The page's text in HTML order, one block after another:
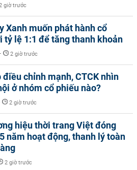
giờ trước
Xanh muốn phát hành cổ
tỷ lệ 1:1 để tăng thanh khoản
- 2 giờ trước
điều chỉnh mạnh, CTCK nhìn
ở nhóm cổ phiếu nào?
2 giờ trước
hiệu thời trang Việt đóng
năm hoạt động, thanh lý toàn
2 giờ trước